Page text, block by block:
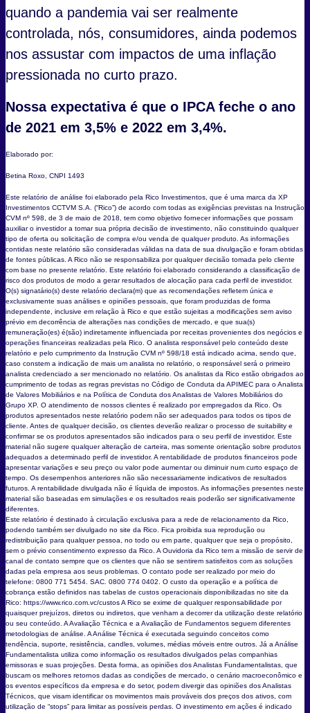
quando a pandemia vai ser realmente
controlada, nós, consumidores, ainda podemos
nos assustar com impactos de uma inflação
pressionada no curto prazo.
Nossa expectativa é que o IPCA feche o ano
de 2021 em 3,5% e 2022 em 3,4%.
Elaborado por:
Betina Roxo, CNPI 1493
Este relatório de análise foi elaborado pela Rico Investimentos, que é uma marca da XP
Investimentos CCTVM S.A. (“Rico”) de acordo com todas as exigências previstas na Instrução
CVM nº 598, de 3 de maio de 2018, tem como objetivo fornecer informações que possam
auxiliar o investidor a tomar sua própria decisão de investimento, não constituindo qualquer
tipo de oferta ou solicitação de compra e/ou venda de qualquer produto. As informações
contidas neste relatório são consideradas válidas na data de sua divulgação e foram obtidas
de fontes públicas. A Rico não se responsabiliza por qualquer decisão tomada pelo cliente
com base no presente relatório. Este relatório foi elaborado considerando a classificação de
risco dos produtos de modo a gerar resultados de alocação para cada perfil de investidor.
O(s) signatário(s) deste relatório declara(m) que as recomendações refletem única e
exclusivamente suas análises e opiniões pessoais, que foram produzidas de forma
independente, inclusive em relação à Rico e que estão sujeitas a modificações sem aviso
prévio em decorrência de alterações nas condições de mercado, e que sua(s)
remuneração(es) é(são) indiretamente influenciada por receitas provenientes dos negócios e
operações financeiras realizadas pela Rico. O analista responsável pelo conteúdo deste
relatório e pelo cumprimento da Instrução CVM nº 598/18 está indicado acima, sendo que,
caso constem a indicação de mais um analista no relatório, o responsável será o primeiro
analista credenciado a ser mencionado no relatório. Os analistas da Rico estão obrigados ao
cumprimento de todas as regras previstas no Código de Conduta da APIMEC para o Analista
de Valores Mobiliários e na Política de Conduta dos Analistas de Valores Mobiliários do
Grupo XP. O atendimento de nossos clientes é realizado por empregados da Rico. Os
produtos apresentados neste relatório podem não ser adequados para todos os tipos de
cliente. Antes de qualquer decisão, os clientes deverão realizar o processo de suitability e
confirmar se os produtos apresentados são indicados para o seu perfil de investidor. Este
material não sugere qualquer alteração de carteira, mas somente orientação sobre produtos
adequados a determinado perfil de investidor. A rentabilidade de produtos financeiros pode
apresentar variações e seu preço ou valor pode aumentar ou diminuir num curto espaço de
tempo. Os desempenhos anteriores não são necessariamente indicativos de resultados
futuros. A rentabilidade divulgada não é líquida de impostos. As informações presentes neste
material são baseadas em simulações e os resultados reais poderão ser significativamente
diferentes.
Este relatório é destinado à circulação exclusiva para a rede de relacionamento da Rico,
podendo também ser divulgado no site da Rico. Fica proibida sua reprodução ou
redistribuição para qualquer pessoa, no todo ou em parte, qualquer que seja o propósito,
sem o prévio consentimento expresso da Rico. A Ouvidoria da Rico tem a missão de servir de
canal de contato sempre que os clientes que não se sentirem satisfeitos com as soluções
dadas pela empresa aos seus problemas. O contato pode ser realizado por meio do
telefone: 0800 771 5454. SAC. 0800 774 0402. O custo da operação e a política de
cobrança estão definidos nas tabelas de custos operacionais disponibilizadas no site da
Rico: https://www.rico.com.vc/custos A Rico se exime de qualquer responsabilidade por
quaisquer prejuízos, diretos ou indiretos, que venham a decorrer da utilização deste relatório
ou seu conteúdo. A Avaliação Técnica e a Avaliação de Fundamentos seguem diferentes
metodologias de análise. A Análise Técnica é executada seguindo conceitos como
tendência, suporte, resistência, candles, volumes, médias móveis entre outros. Já a Análise
Fundamentalista utiliza como informação os resultados divulgados pelas companhias
emissoras e suas projeções. Desta forma, as opiniões dos Analistas Fundamentalistas, que
buscam os melhores retornos dadas as condições de mercado, o cenário macroeconômico e
os eventos específicos da empresa e do setor, podem divergir das opiniões dos Analistas
Técnicos, que visam identificar os movimentos mais prováveis dos preços dos ativos, com
utilização de “stops” para limitar as possíveis perdas. O investimento em ações é indicado